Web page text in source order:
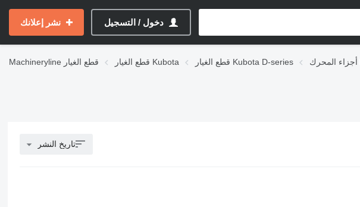
دخول / التسجيل نشر إعلانك
Machineryline قطع الغيار قطع الغيار Kubota قطع الغيار Kubota D-series
تاريخ النشر